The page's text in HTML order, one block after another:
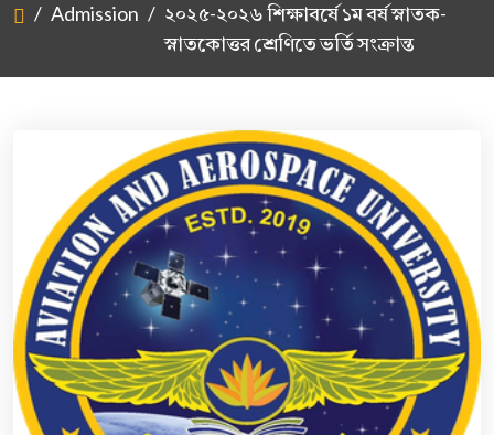
/ Admission / ২০২৫-২০২৬ শিক্ষাবর্ষে ১ম বর্ষ স্নাতক-
স্নাতকোত্তর শ্রেণিতে ভর্তি সংক্রান্ত